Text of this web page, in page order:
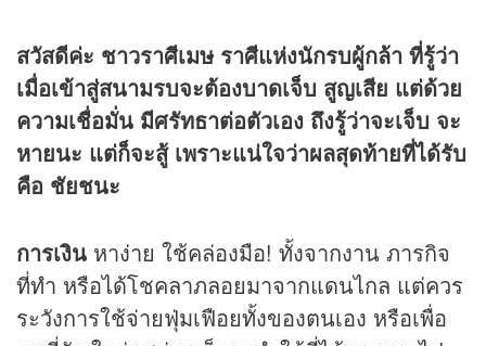
สวัสดีค่ะ ชาวราศีเมษ ราศีแห่งนักรบผู้กล้า ที่รู้ว่า
เมื่อเข้าสู่สนามรบจะต้องบาดเจ็บ สูญเสีย แต่ด้วย
ความเชื่อมั่น มีศรัทธาต่อตัวเอง ถึงรู้ว่าจะเจ็บ จะ
หายนะ แต่ก็จะสู้ เพราะแน่ใจว่าผลสุดท้ายที่ได้รับ
คือ ชัยชนะ
การเงิน หาง่าย ใช้คล่องมือ! ทั้งจากงาน ภารกิจ
ที่ทำ หรือได้โชคลาภลอยมาจากแดนไกล แต่ควร
ระวังการใช้จ่ายฟุ่มเฟือยทั้งของตนเอง หรือเพื่อ